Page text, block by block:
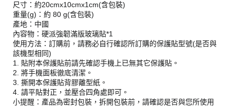
尺寸：約20cmx10cmx1cm(含包裝)
重量(g)：約 80 g(含包裝)
產地：中國
內容物：硬派強韌滿版玻璃貼*1
使用方法：訂購前，請務必自行確認所訂購的保護貼型號(是否與
該機型相同)
1. 貼附本保護貼前請先確認手機上已無其它保護貼。
2. 將手機面板徹底清潔。
3. 撕開本保護貼背膠離型紙。
4. 請平貼對正，並壓合四角處即可。
小提醒：產品為密封包裝，拆開包裝前，請確認是否與您所使用